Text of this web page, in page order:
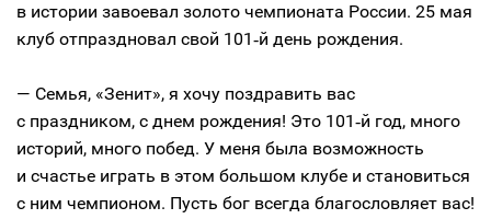
в истории завоевал золото чемпионата России. 25 мая
клуб отпраздновал свой 101‑й день рождения.
— Семья, «Зенит», я хочу поздравить вас
с праздником, с днем рождения! Это 101‑й год, много
историй, много побед. У меня была возможность
и счастье играть в этом большом клубе и становиться
с ним чемпионом. Пусть бог всегда благословляет вас!